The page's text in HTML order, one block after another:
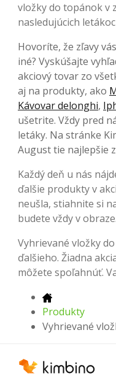
vložky do topánok v
nasledujúcich
Hovoríte, že zľavy
iné? Vyskúšajte
akciový tovar zo
aj na produkty, ako
Kávovar delonghi,
ušetrite. Vždy pred
letáky. Na stránke
August tie najlepšie
Každý deň u nás
ďalšie produkty v
neušla, stiahnite si
budete vždy v obraze.
Vyhrievané vložky
ďalšieho. Žiadna
môžete spoľahnúť.
Produkty
Vyhrievané